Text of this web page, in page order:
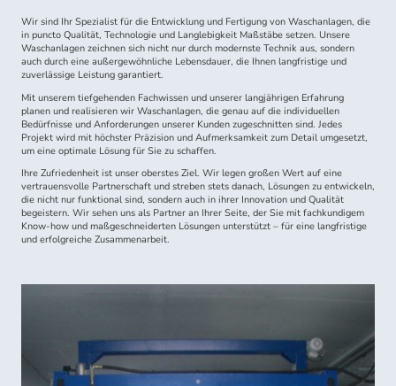
Wir sind Ihr Spezialist für die Entwicklung und Fertigung von Waschanlagen, die
in puncto Qualität, Technologie und Langlebigkeit Maßstäbe setzen. Unsere
Waschanlagen zeichnen sich nicht nur durch modernste Technik aus, sondern
auch durch eine außergewöhnliche Lebensdauer, die Ihnen langfristige und
zuverlässige Leistung garantiert.
Mit unserem tiefgehenden Fachwissen und unserer langjährigen Erfahrung
planen und realisieren wir Waschanlagen, die genau auf die individuellen
Bedürfnisse und Anforderungen unserer Kunden zugeschnitten sind. Jedes
Projekt wird mit höchster Präzision und Aufmerksamkeit zum Detail umgesetzt,
um eine optimale Lösung für Sie zu schaffen.
Ihre Zufriedenheit ist unser oberstes Ziel. Wir legen großen Wert auf eine
vertrauensvolle Partnerschaft und streben stets danach, Lösungen zu entwickeln,
die nicht nur funktional sind, sondern auch in ihrer Innovation und Qualität
begeistern. Wir sehen uns als Partner an Ihrer Seite, der Sie mit fachkundigem
Know-how und maßgeschneiderten Lösungen unterstützt – für eine langfristige
und erfolgreiche Zusammenarbeit.